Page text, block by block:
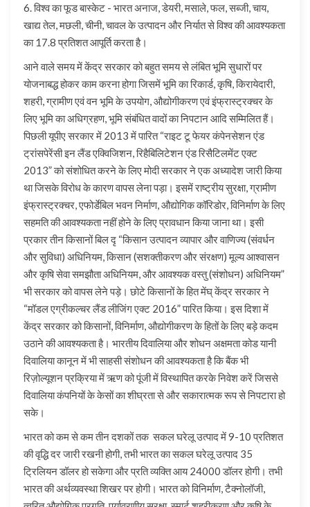
6. विश्व का फूड बास्केट - भारत अनाज, डेयरी, मसाले, फल, सब्जी, चाय,
खाद्य तेल, मछली, चीनी, चावल के उत्पादन और निर्यात से विश्व की आवश्यकता
का 17.8 प्रतिशत आपूर्ति करता है।
आने वाले समय में केंद्र सरकार को बहुत समय से लंबित भूमि सुधारों पर
योजनाबद्ध होकर काम करना होगा जिसमें भूमि का रिकार्ड, कृषि, किरायेदारी,
शहरी, ग्रामीण एवं वन भूमि के उपयोग, औद्योगीकरण एवं इंफ्रास्ट्रक्चर के
लिए भूमि का अधिग्रहण, भूमि संबंधित वादों का निपटान आदि सम्मिलित हैं।
पिछली यूपीए सरकार में 2013 में पारित “राइट टू फेयर कंपेनसेशन एंड
ट्रांसपेरेंसी इन लैंड एक्विजिशन, रिहैबिलिटेशन एंड रिसैटिलमेंट एक्ट
2013” को संशोधित करने के लिए मोदी सरकार ने एक अध्यादेश जारी किया
था जिसके विरोध के कारण वापस लेना पड़ा। इसमें राष्ट्रीय सुरक्षा, ग्रामीण
इंफ्रास्ट्रक्चर, एफोर्डेबिल भवन निर्माण, औद्योगिक कॉरिडोर, विनिर्माण के लिए
सहमति की आवश्यकता नहीं होने के लिए प्रावधान किया जाना था। इसी
प्रकार तीन किसानों बिल दृ “किसान उत्पादन व्यापार और वाणिज्य (संवर्धन
और सुविधा) अधिनियम, किसान (सशक्तीकरण और संरक्षण) मूल्य आश्वासन
और कृषि सेवा समझौता अधिनियम, और आवश्यक वस्तु (संशोधन) अधिनियम”
भी सरकार को वापस लेने पड़े। छोटे किसानों के हित मेंघ् केंद्र सरकार ने
“मॉडल एग्रीकल्चर लैंड लीजिंग एक्ट 2016” पारित किया। इस दिशा में
केंद्र सरकार को किसानों, विनिर्माण, औद्योगीकरण के हितों के लिए बड़े कदम
उठाने की आवश्यकता है। भारतीय दिवालिया और शोधन अक्षमता कोड यानी
दिवालिया कानून में भी साहसी संशोधन की आवश्यकता है कि बैंक भी
रिज़ोल्यूशन प्रक्रिया में ऋण को पूंजी में विस्थापित करके निवेश करें जिससे
दिवालिया कंपनियों के केसों का शीघ्रता से और सकारात्मक रूप से निपटारा हो
सके।
भारत को कम से कम तीन दशकों तक सकल घरेलू उत्पाद में 9-10 प्रतिशत
की वृद्धि दर जारी रखनी होगी, तभी भारत का सकल घरेलू उत्पाद 35
ट्रिलियन डॉलर हो सकेगा और प्रति व्यक्ति आय 24000 डॉलर होगी। तभी
भारत की अर्थव्यवस्था शिखर पर होगी। भारत को विनिर्माण, टैक्नोलॉजी,